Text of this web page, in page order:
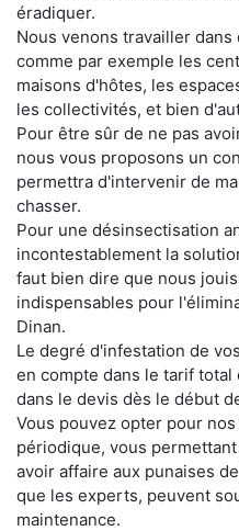
éradiquer.
Nous venons travailler
comme par exemple les
maisons d'hôtes, les
les collectivités, et bien
Pour être sûr de ne pas
nous vous proposons un
permettra d'intervenir de
chasser.
Pour une désinsectisation
incontestablement la
faut bien dire que nous
indispensables pour
Dinan.
Le degré d'infestation de
en compte dans le tarif
dans le devis dès le début
Vous pouvez opter pour
périodique, vous
avoir affaire aux punaises
que les experts, peuvent
maintenance.